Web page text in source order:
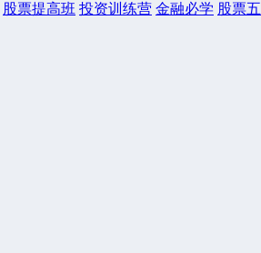
股票提高班 投资训练营 金融必学 股票